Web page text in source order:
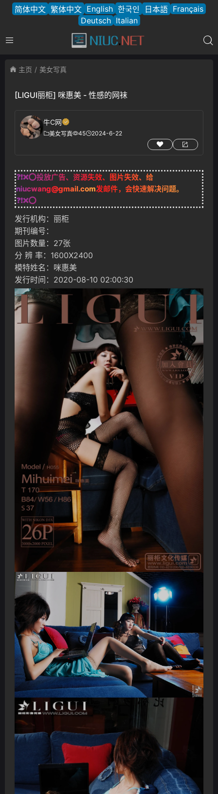
简体中文 繁体中文 English 한국인 日本語 Français
Deutsch Italian
主页 美女写真
[LIGUI丽柜] 咪惠美 - 性感的网袜
牛C网
美女写真 45 2024-6-22
❓❗❌⭕投放广告、资源失效、图片失效、给
niucwang@gmail.com发邮件，会快速解决问题。
❓❗❌⭕
发行机构：丽柜
期刊编号：
图片数量：27张
分 辨 率：1600X2400
模特姓名：咪惠美
发行时间：2020-08-10 02:00:30